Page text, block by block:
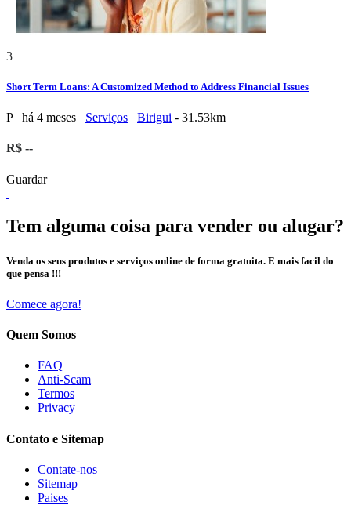
3
Short Term Loans: A Customized Method to Address Financial Issues
P há 4 meses Serviços Birigui - 31.53km
R$ --
Guardar
Tem alguma coisa para vender ou alugar?
Venda os seus produtos e serviços online de forma gratuita. E mais facil do
que pensa !!!
Comece agora!
Quem Somos
FAQ
Anti-Scam
Termos
Privacy
Contato e Sitemap
Contate-nos
Sitemap
Paises